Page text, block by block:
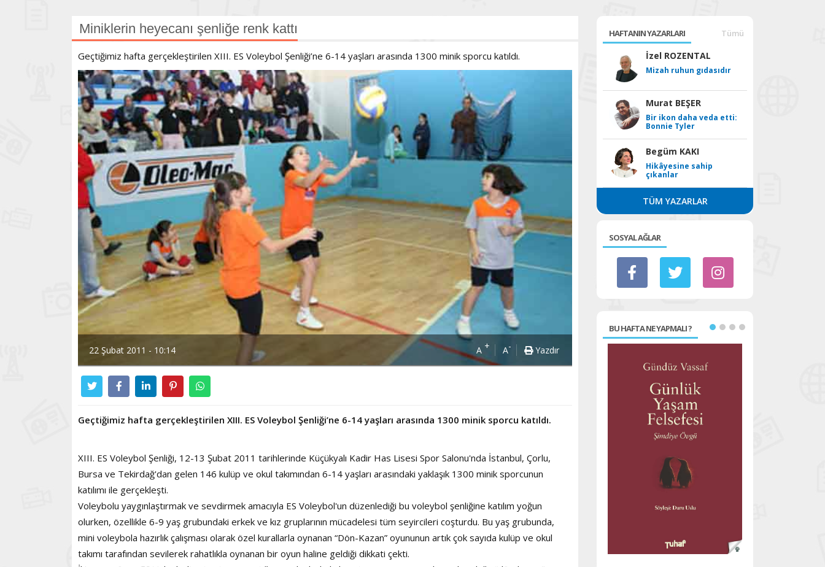
Miniklerin heyecanı şenliğe renk kattı
Geçtiğimiz hafta gerçekleştirilen XIII. ES Voleybol Şenliği’ne 6-14 yaşları arasında 1300 minik sporcu katıldı.
22 Şubat 2011 - 10:14 A + A- Yazdır
Geçtiğimiz hafta gerçekleştirilen XIII. ES Voleybol Şenliği’ne 6-14 yaşları arasında 1300 minik sporcu katıldı.
XIII. ES Voleybol Şenliği, 12-13 Şubat 2011 tarihlerinde Küçükyalı Kadir Has Lisesi Spor Salonu'nda İstanbul, Çorlu,
Bursa ve Tekirdağ'dan gelen 146 kulüp ve okul takımından 6-14 yaşları arasındaki yaklaşık 1300 minik sporcunun
katılımı ile gerçekleşti.
Voleybolu yaygınlaştırmak ve sevdirmek amacıyla ES Voleybol'un düzenlediği bu voleybol şenliğine katılım yoğun
olurken, özellikle 6-9 yaş grubundaki erkek ve kız gruplarının mücadelesi tüm seyircileri coşturdu. Bu yaş grubunda,
mini voleybola hazırlık çalışması olarak özel kurallarla oynanan “Dön-Kazan” oyununun artık çok sayıda kulüp ve okul
takımı tarafından sevilerek rahatlıkla oynanan bir oyun haline geldiği dikkati çekti.
HAFTANIN YAZARLARI Tümü
İzel ROZENTAL
Mizah ruhun gıdasıdır
Murat BEŞER
Bir ikon daha veda etti:
Bonnie Tyler
Begüm KAKI
Hikâyesine sahip
çıkanlar
TÜM YAZARLAR
SOSYAL AĞLAR
BU HAFTA NE YAPMALI ?
Haftanın Sinevizyonu